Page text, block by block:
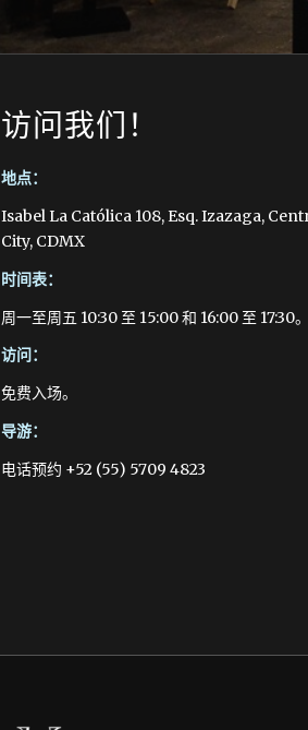
访问我们！
地点：
Isabel La Católica 108, Esq. Izazaga,
City, CDMX
时间表：
周一至周五 10:30 至 15:00 和 16:00 至 17:30。
访问：
免费入场。
导游：
电话预约 +52 (55) 5709 4823